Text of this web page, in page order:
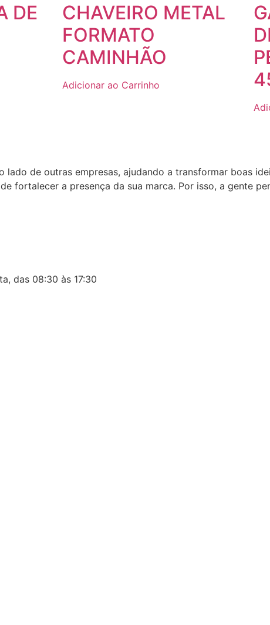
DE
CHAVEIRO METAL
FORMATO
CAMINHÃO
Adicionar ao Carrinho
lado de outras empresas, ajudando a transformar boas
fortalecer a presença da sua marca. Por isso, a gente
das 08:30 às 17:30